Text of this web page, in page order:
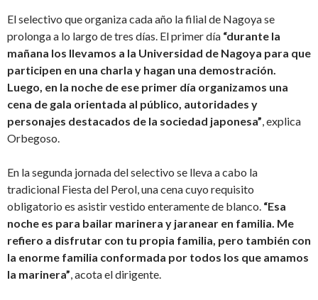
El selectivo que organiza cada año la filial de Nagoya se
prolonga a lo largo de tres días. El primer día “durante la
mañana los llevamos a la Universidad de Nagoya para que
participen en una charla y hagan una demostración.
Luego, en la noche de ese primer día organizamos una
cena de gala orientada al público, autoridades y
personajes destacados de la sociedad japonesa” , explica
Orbegoso.
En la segunda jornada del selectivo se lleva a cabo la
tradicional Fiesta del Perol, una cena cuyo requisito
obligatorio es asistir vestido enteramente de blanco. “Esa
noche es para bailar marinera y jaranear en familia. Me
refiero a disfrutar con tu propia familia, pero también con
la enorme familia conformada por todos los que amamos
la marinera” , acota el dirigente.